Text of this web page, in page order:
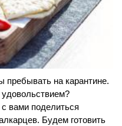
пребывать на карантине.
вами поделиться
Будем готовить